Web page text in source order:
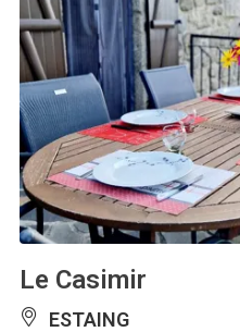
Le Casimir
ESTAING